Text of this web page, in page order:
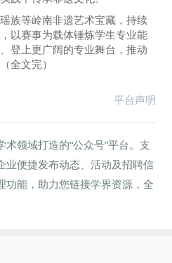
族等岭南非遗艺术宝藏，持续
以赛事为载体锤炼学生专业能
登上更广阔的专业舞台，推动
全文完）
平台声明
领域打造的“公众号”平台。支
业便捷发布动态、活动及招聘信
功能，助力您链接学界资源，全